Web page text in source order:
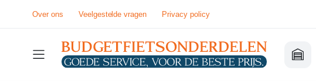
Over ons Veelgestelde vragen Privacy policy